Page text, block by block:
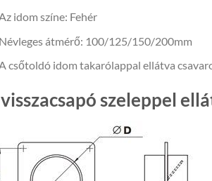
idom színe: Fehér
Névleges átmérő: 100/125/150/200mm
csőtoldó idom takarólappal ellátva
szeleppel